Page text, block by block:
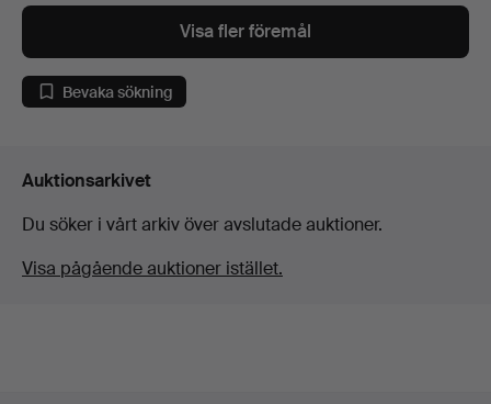
föremål
Visa fler föremål
Bevaka sökning
Auktionsarkivet
Du söker i vårt arkiv över avslutade auktioner.
Visa pågående auktioner istället.